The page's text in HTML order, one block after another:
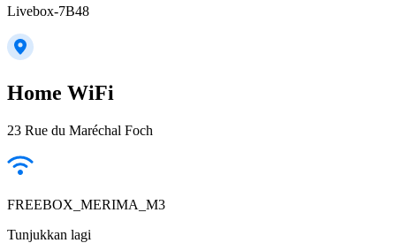
Livebox-7B48
Home WiFi
23 Rue du Maréchal Foch
FREEBOX_MERIMA_M3
Tunjukkan lagi